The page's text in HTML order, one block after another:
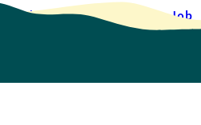
Oversigt over selvbetjeningJob